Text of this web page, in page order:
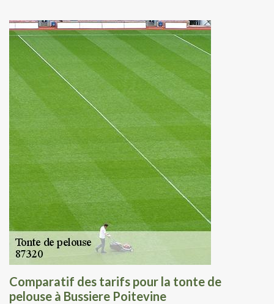
Comparatif des tarifs pour la tonte de
pelouse à Bussiere Poitevine